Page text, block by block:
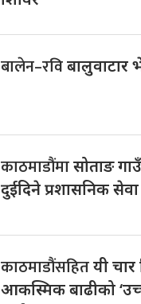
बालेन–रविबालुवाटार
काठमाडौंमासोताङ
दुईदिने प्रशासनिक
काठमाडौंसहितयी
आकस्मिक बाढीको